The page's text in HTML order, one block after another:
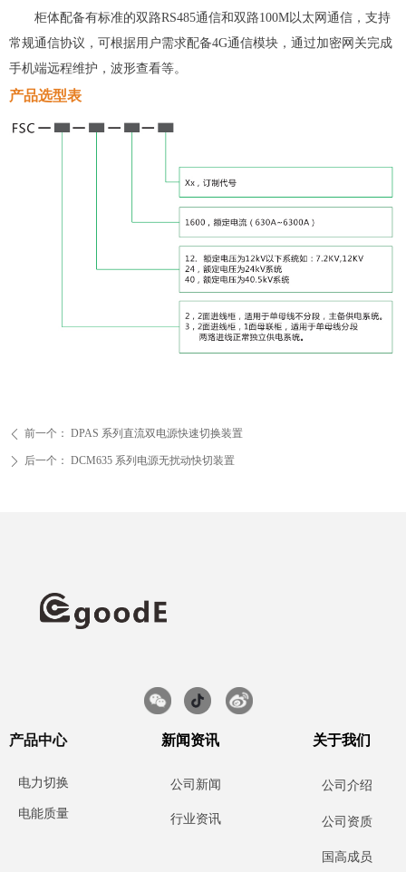
柜体配备有标准的双路RS485通信和双路100M以太网通信，支持
常规通信协议，可根据用户需求配备4G通信模块，通过加密网关完成
手机端远程维护，波形查看等。
产品选型表
ꄲ 后一个： DCM635 系列电源无扰动快切装置
ꄴ 前一个： DPAS 系列直流双电源快速切换装置
产品中心
电力切换
电能质量
公司新闻
行业资讯
新闻资讯
公司介绍
公司资质
国高成员
关于我们